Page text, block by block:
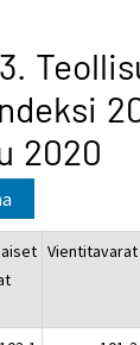
2020
Vientitavarat